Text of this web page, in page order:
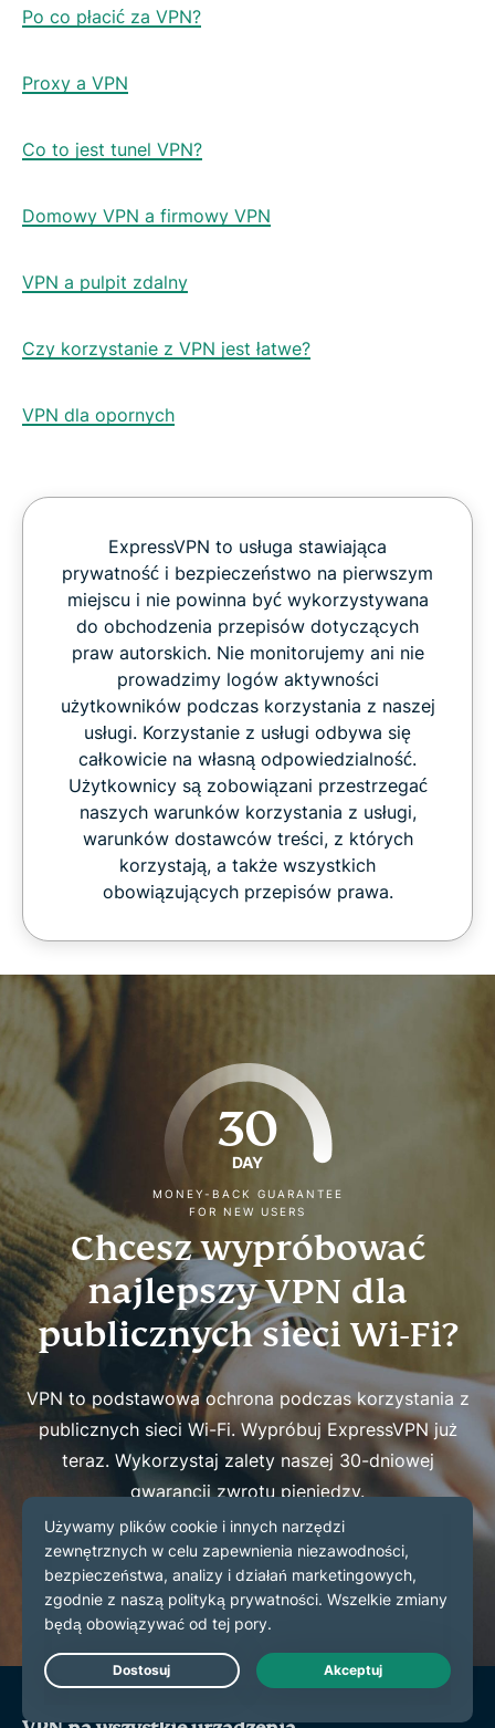
Po co płacić za VPN?
Proxy a VPN
Co to jest tunel VPN?
Domowy VPN a firmowy VPN
VPN a pulpit zdalny
Czy korzystanie z VPN jest łatwe?
VPN dla opornych
ExpressVPN to usługa stawiająca
prywatność i bezpieczeństwo na pierwszym
miejscu i nie powinna być wykorzystywana
do obchodzenia przepisów dotyczących
praw autorskich. Nie monitorujemy ani nie
prowadzimy logów aktywności
użytkowników podczas korzystania z naszej
usługi. Korzystanie z usługi odbywa się
całkowicie na własną odpowiedzialność.
Użytkownicy są zobowiązani przestrzegać
naszych warunków korzystania z usługi,
warunków dostawców treści, z których
korzystają, a także wszystkich
obowiązujących przepisów prawa.
30
DAY
MONEY-BACK GUARANTEE
FOR NEW USERS
Chcesz wypróbować
najlepszy VPN dla
publicznych sieci Wi-Fi?
VPN to podstawowa ochrona podczas korzystania z
publicznych sieci Wi-Fi. Wypróbuj ExpressVPN już
teraz. Wykorzystaj zalety naszej 30-dniowej
gwarancji zwrotu pieniędzy.
Zdobądź ExpressVPN
Live Chat